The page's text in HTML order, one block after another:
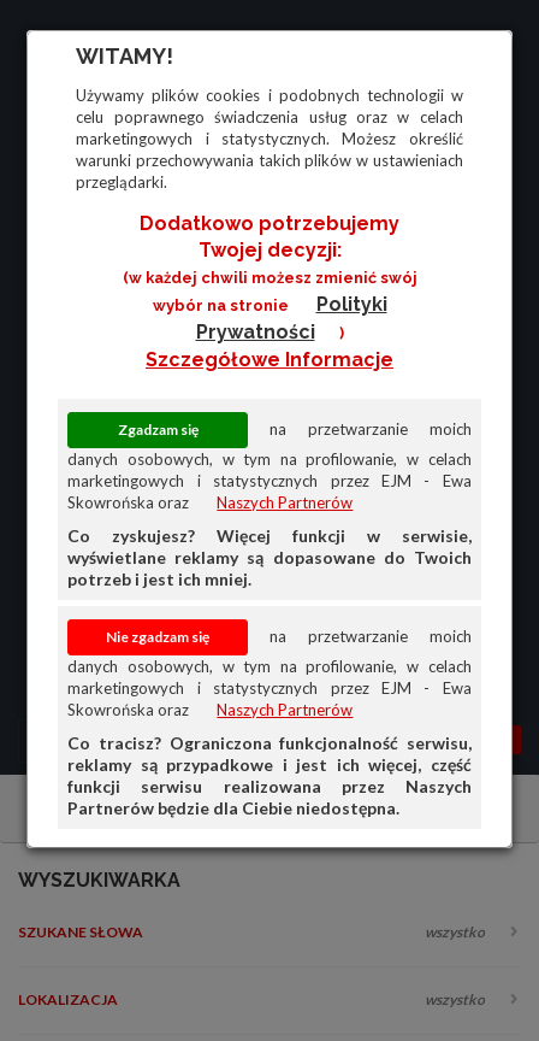
WITAMY!
Używamy plików cookies i podobnych technologii w
celu poprawnego świadczenia usług oraz w celach
marketingowych i statystycznych. Możesz określić
warunki przechowywania takich plików w ustawieniach
przeglądarki.
Dodatkowo potrzebujemy
Twojej decyzji:
(w każdej chwili możesz zmienić swój
wybór na stronie
Polityki
Prywatności
)
Szczegółowe Informacje
na przetwarzanie moich
danych osobowych, w tym na profilowanie, w celach
marketingowych i statystycznych przez EJM - Ewa
Skowrońska oraz
Naszych Partnerów
Co zyskujesz? Więcej funkcji w serwisie,
wyświetlane reklamy są dopasowane do Twoich
potrzeb i jest ich mniej.
na przetwarzanie moich
danych osobowych, w tym na profilowanie, w celach
marketingowych i statystycznych przez EJM - Ewa
Skowrońska oraz
Naszych Partnerów
Co tracisz? Ograniczona funkcjonalność serwisu,
reklamy są przypadkowe i jest ich więcej, część
funkcji serwisu realizowana przez Naszych
Partnerów będzie dla Ciebie niedostępna.
MENU MOJA AG
PRZEGLĄD
Chemia Płyny Eksploatacyjne
WYSZUKIWARKA
SZUKANE SŁOWA wszystko
LOKALIZACJA wszystko